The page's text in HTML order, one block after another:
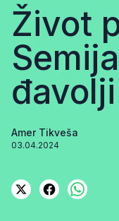
Život
Amer Tikveša
03.04.2024